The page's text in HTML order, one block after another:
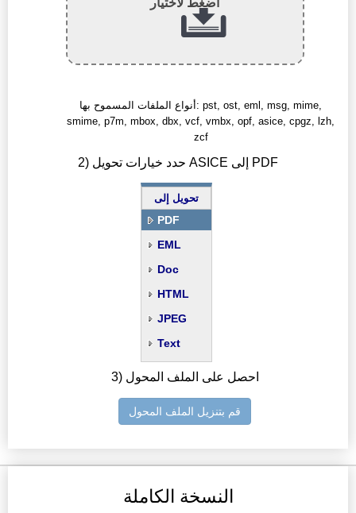
اضغط لاختيار
أنواع الملفات المسموح بها: pst, ost, eml, msg, mime,
smime, p7m, mbox, dbx, vcf, vmbx, opf, asice, cpgz, lzh,
zcf
2) حدد خيارات تحويل ASICE إلى PDF
تحويل إلى
PDF
EML
Doc
HTML
JPEG
Text
3) احصل على الملف المحول
قم بتنزيل الملف المحول
النسخة الكاملة